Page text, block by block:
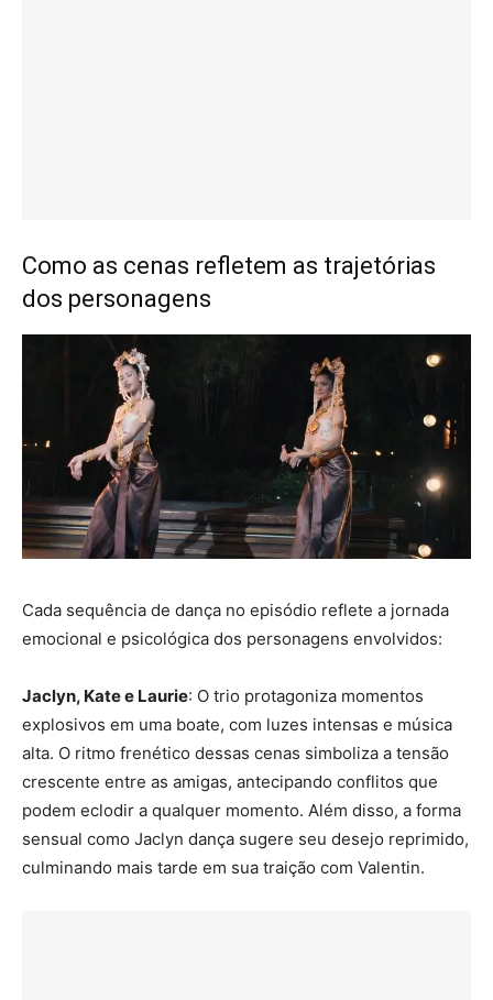
Como as cenas refletem as trajetórias
dos personagens
Cada sequência de dança no episódio reflete a jornada
emocional e psicológica dos personagens envolvidos:
Jaclyn, Kate e Laurie: O trio protagoniza momentos
explosivos em uma boate, com luzes intensas e música
alta. O ritmo frenético dessas cenas simboliza a tensão
crescente entre as amigas, antecipando conflitos que
podem eclodir a qualquer momento. Além disso, a forma
sensual como Jaclyn dança sugere seu desejo reprimido,
culminando mais tarde em sua traição com Valentin.